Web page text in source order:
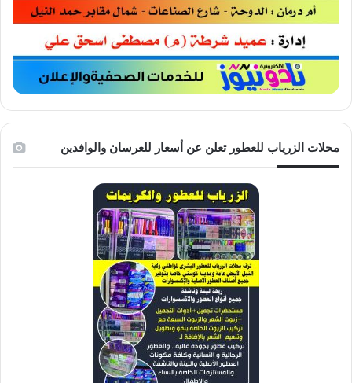
محلات الزرياب للعطور تعلن عن أسعار للعرسان والوافدين